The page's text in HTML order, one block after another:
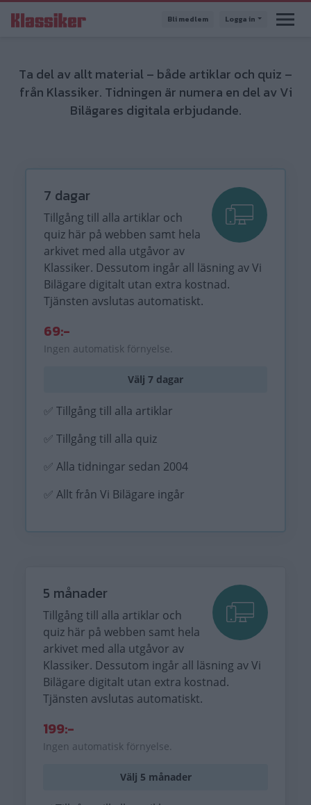
till
Bli medlem Logga in
Ta del av allt material – både artiklar och quiz –
från Klassiker. Tidningen är numera en del av Vi
Bilägares digitala erbjudande.
7 dagar
Tillgång till alla artiklar och
quiz här på webben samt hela
arkivet med alla utgåvor av
Klassiker. Dessutom ingår all läsning av Vi
Bilägare digitalt utan extra kostnad.
Tjänsten avslutas automatiskt.
69:-
Ingen automatisk förnyelse.
Välj 7 dagar
✅ Tillgång till alla artiklar
✅ Tillgång till alla quiz
✅ Alla tidningar sedan 2004
✅ Allt från Vi Bilägare ingår
5 månader
Tillgång till alla artiklar och
quiz här på webben samt hela
arkivet med alla utgåvor av
Klassiker. Dessutom ingår all läsning av Vi
Bilägare digitalt utan extra kostnad.
Tjänsten avslutas automatiskt.
199:-
Ingen automatisk förnyelse.
Välj 5 månader